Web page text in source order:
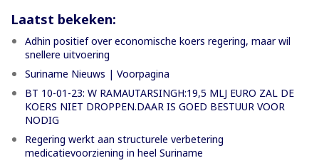
Laatst bekeken:
Adhin positief over economische koers regering, maar wil
snellere uitvoering
Suriname Nieuws | Voorpagina
BT 10-01-23: W RAMAUTARSINGH:19,5 MLJ EURO ZAL DE
KOERS NIET DROPPEN.DAAR IS GOED BESTUUR VOOR
NODIG
Regering werkt aan structurele verbetering
medicatievoorziening in heel Suriname